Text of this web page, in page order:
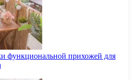
функциональной прихожей для